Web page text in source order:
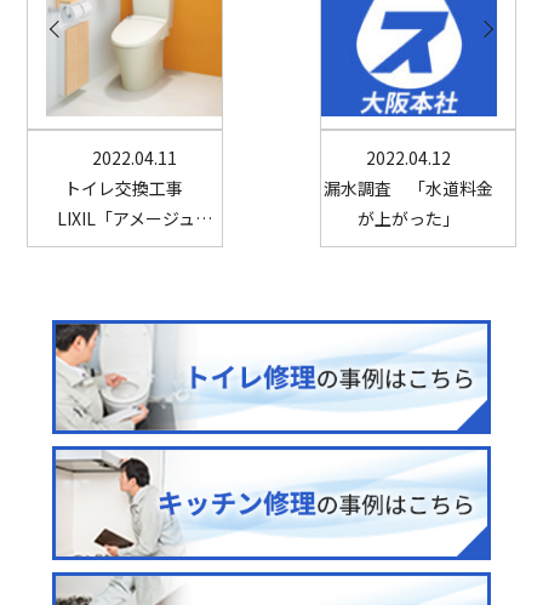
2022.04.11
トイレ交換工事
LIXIL「アメージュ…
2022.04.12
漏水調査 「水道料金
が上がった」